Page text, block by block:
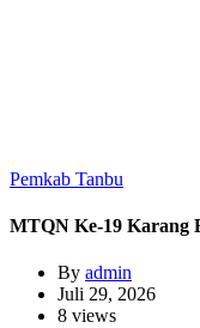
Pemkab Tanbu
MTQN Ke-19 Karang
By admin
Juli 29, 2026
8 views